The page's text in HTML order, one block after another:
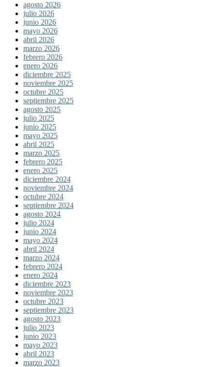
agosto 2026
julio 2026
junio 2026
mayo 2026
abril 2026
marzo 2026
febrero 2026
enero 2026
diciembre 2025
noviembre 2025
octubre 2025
septiembre 2025
agosto 2025
julio 2025
junio 2025
mayo 2025
abril 2025
marzo 2025
febrero 2025
enero 2025
diciembre 2024
noviembre 2024
octubre 2024
septiembre 2024
agosto 2024
julio 2024
junio 2024
mayo 2024
abril 2024
marzo 2024
febrero 2024
enero 2024
diciembre 2023
noviembre 2023
octubre 2023
septiembre 2023
agosto 2023
julio 2023
junio 2023
mayo 2023
abril 2023
marzo 2023